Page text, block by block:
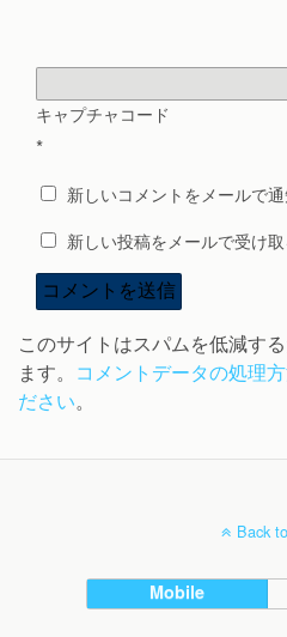
キャプチャコード
*
新しいコメントをメールで
新しい投稿をメールで受け取
このサイトはスパムを低減す
ます。 コメントデータの処理
ださい。
Back
Mobile